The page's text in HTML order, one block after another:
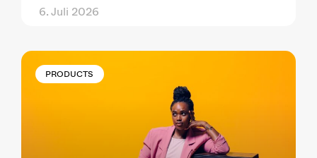
6. Juli 2026
PRODUCTS